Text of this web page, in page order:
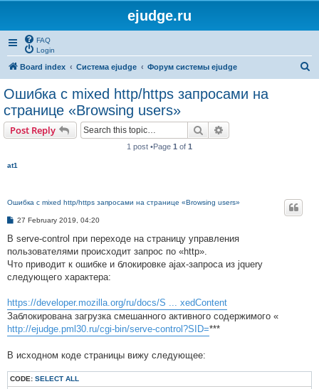
ejudge.ru
FAQ
Login
Board index Система ejudge Форум системы ejudge
Ошибка с mixed http/https запросами на
странице «Browsing users»
Post Reply Search
1 post •Page 1 of 1
at1
Ошибка с mixed http/https запросами на странице «Browsing users»
P
s
27 February 2019, 04:20
В serve-control при переходе на страницу управления
пользователями происходит запрос по «http».
Что приводит к ошибке и блокировке ajax-запроса из jquery
следующего характера:
https://developer.mozilla.org/ru/docs/S ... xedContent
Заблокирована загрузка смешанного активного содержимого «
http://ejudge.pml30.ru/cgi-bin/serve-control?SID=***
В исходном коде страницы вижу следующее:
CODE: SELECT ALL